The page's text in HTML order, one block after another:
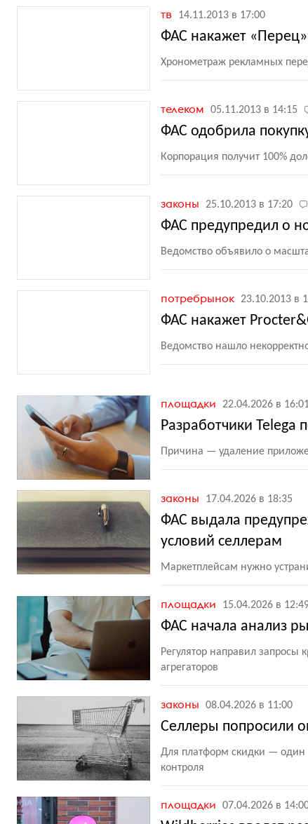
тв 14.11.2013 в 17:00
ФАС накажет
Хронометраж рекламных
телеком 05.11.2013 в 14:15
ФАС одобрила
Корпорация получит 100%
законы 25.10.2013 в 17:20
ФАС предупредил о
Ведомство объявило о
потребрынок 23.10.2013 в
ФАС накажет
Ведомство нашло
площадки 22.04.2026 в
Разработчики Telega
Причина — удаление
законы 17.04.2026 в 18:35
ФАС выдала
условий селлерам
Маркетплейсам нужно
площадки 15.04.2026 в
ФАС начала анализ
Регулятор направил
агрегаторов
законы 08.04.2026 в 11:00
Селлеры попросили
Для платформ скидки — один
контроля
площадки 07.04.2026 в